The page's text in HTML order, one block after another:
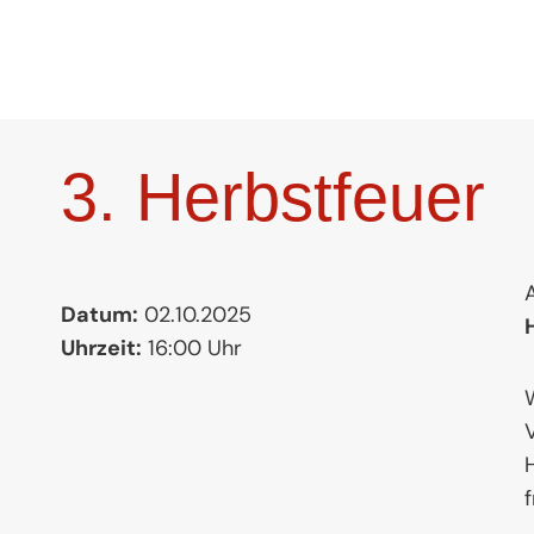
3. Herbstfeuer
Datum: 02.10.2025
Uhrzeit: 16:00 Uhr